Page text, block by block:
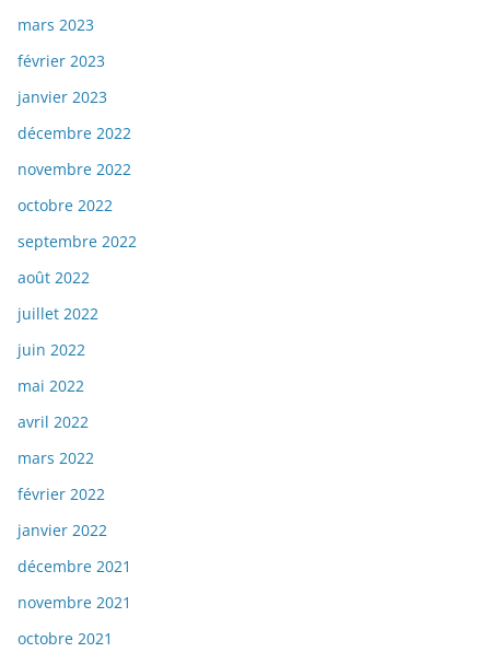
mars 2023
février 2023
janvier 2023
décembre 2022
novembre 2022
octobre 2022
septembre 2022
août 2022
juillet 2022
juin 2022
mai 2022
avril 2022
mars 2022
février 2022
janvier 2022
décembre 2021
novembre 2021
octobre 2021